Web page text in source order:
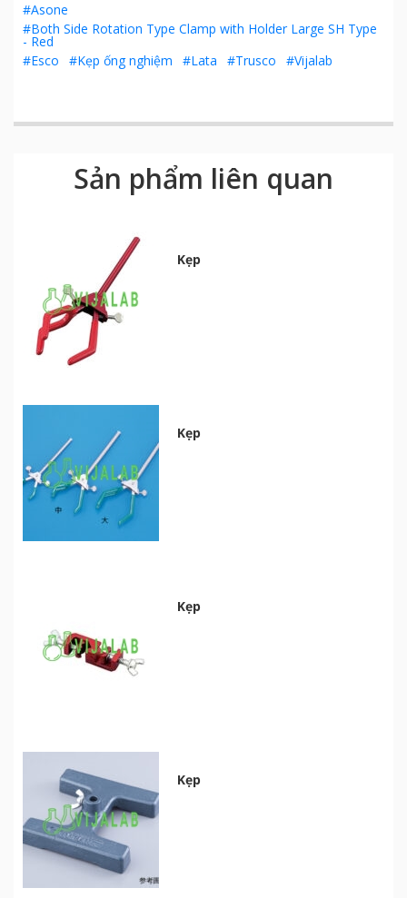
#Asone
#Both Side Rotation Type Clamp with Holder Large SH Type
- Red
#Esco
#Kẹp ống nghiệm #Lata #Trusco #Vijalab
Sản phẩm liên quan
Kẹp
Kẹp
Kẹp
Kẹp